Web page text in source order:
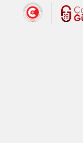
Dış